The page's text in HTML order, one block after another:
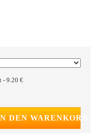
- 9.20 €
DEN WARENKORB